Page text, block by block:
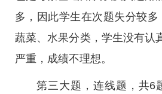
多，因此学生在次题失分较
蔬菜、水果分类，学生没有认
严重，成绩不理想。
第三大题，连线题，共6